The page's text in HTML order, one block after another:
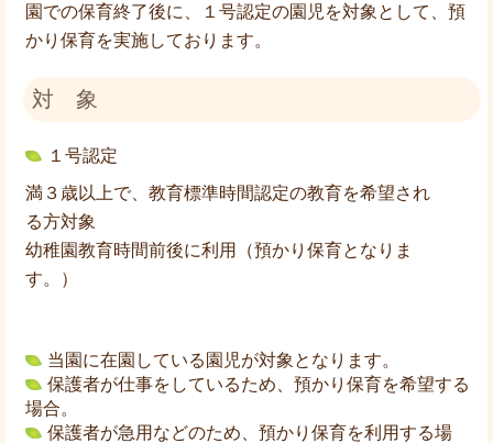
園での保育終了後に、１号認定の園児を対象として、預
かり保育を実施しております。
対 象
１号認定
満３歳以上で、教育標準時間認定の教育を希望され
る方対象
幼稚園教育時間前後に利用（預かり保育となりま
す。）
当園に在園している園児が対象となります。
保護者が仕事をしているため、預かり保育を希望する
場合。
保護者が急用などのため、預かり保育を利用する場